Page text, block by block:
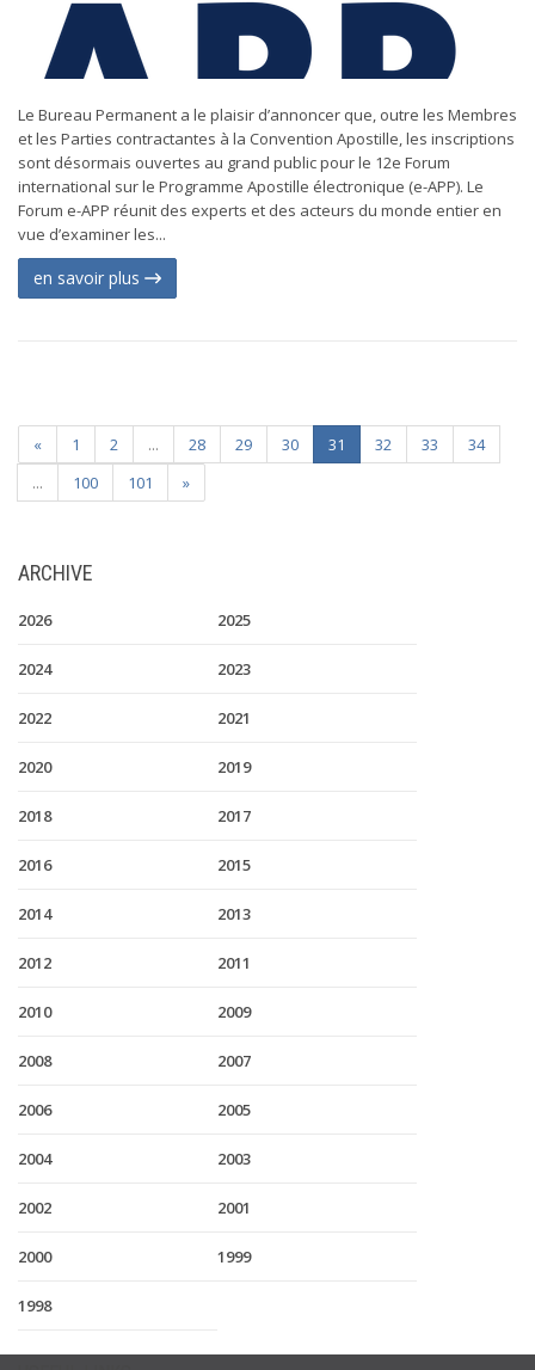
Le Bureau Permanent a le plaisir d’annoncer que, outre les Membres
et les Parties contractantes à la Convention Apostille, les inscriptions
sont désormais ouvertes au grand public pour le 12e Forum
international sur le Programme Apostille électronique (e-APP). Le
Forum e-APP réunit des experts et des acteurs du monde entier en
vue d’examiner les...
en savoir plus
« 1 2 ... 28 29 30 31 32 33
34
...
100 101 »
ARCHIVE
2026 2025
2024 2023
2022 2021
2020 2019
2018 2017
2016 2015
2014 2013
2012 2011
2010 2009
2008 2007
2006 2005
2004 2003
2002 2001
2000 1999
1998